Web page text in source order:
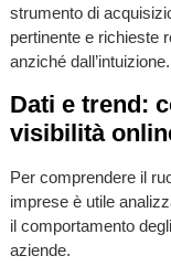
strumento di
pertinente e richieste
anziché dall’intuizione.
Dati e trend:
visibilità
Per comprendere il
imprese è utile
il comportamento
aziende.